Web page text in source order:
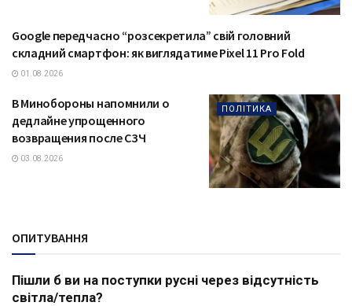
ТЕХНОЛОГІЇ
Google передчасно “розсекретила” свій головний
складний смартфон: як виглядатиме Pixel 11 Pro Fold
01.08.2026
ПОЛІТИКА
В Минобороны напомнили о
дедлайне упрощенного
возвращения после СЗЧ
03.08.2026
ОПИТУВАННЯ
Пішли б ви на поступки русні через відсутність
світла/тепла?